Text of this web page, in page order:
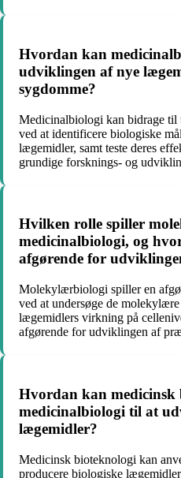
Hvordan kan
udviklingen af nye
sygdomme?
Medicinalbiologi kan bidrage
ved at identificere biologiske
lægemidler, samt teste deres
grundige forsknings- og
Hvilken rolle spiller
medicinalbiologi, og
afgørende for
Molekylærbiologi spiller en
ved at undersøge de
lægemidlers virkning på
afgørende for udviklingen af
Hvordan kan medicinsk
medicinalbiologi til at
lægemidler?
Medicinsk bioteknologi kan
producere biologiske